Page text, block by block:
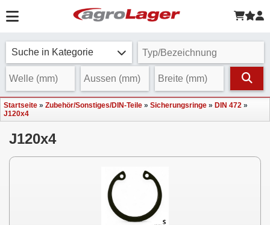
Suche in Kategorie
Startseite » Zubehör/Sonstiges/DIN-Teile » Sicherungsringe » DIN 472 »
J120x4
J120x4